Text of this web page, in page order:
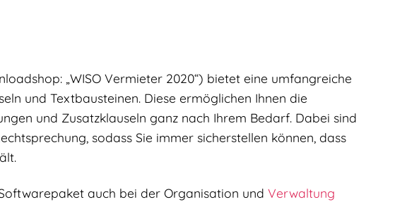
„WISO Vermieter 2020“) bietet eine umfangreiche
und Textbausteinen. Diese ermöglichen Ihnen die
und Zusatzklauseln ganz nach Ihrem Bedarf. Dabei sind
sodass Sie immer sicherstellen können, dass
auch bei der Organisation und Verwaltung